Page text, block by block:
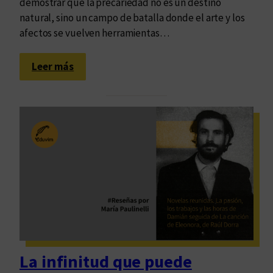
natural, sino un campo de batalla donde el arte y los
afectos se vuelven herramientas…
Leer más:
M
e
ñ
La infinitud que puede